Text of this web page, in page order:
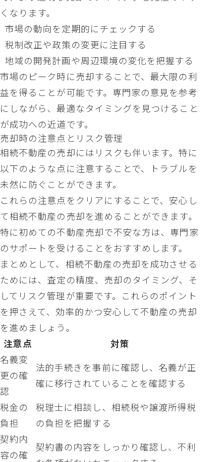
くなります。
市場の動向を定期的にチェックする
税制改正や政策の変更に注目する
地域の開発計画や周辺環境の変化を把握する
市場のピーク時に売却することで、最大限の利
益を得ることが可能です。専門家の意見を参考
にしながら、最適なタイミングを見つけること
が成功への近道です。
売却時の注意点とリスク管理
相続不動産の売却にはリスクも伴います。特に
以下のような点に注意することで、トラブルを
未然に防ぐことができます。
これらの注意点をクリアにすることで、安心し
て相続不動産の売却を進めることができます。
特に初めての不動産売却で不安な方は、専門家
のサポートを受けることをおすすめします。
まとめとして、相続不動産の売却を成功させる
ためには、査定の精度、売却のタイミング、そ
してリスク管理が重要です。これらのポイント
を押さえて、効率的かつ安心して不動産の売却
を進めましょう。
注意点
対策
名義変
更の確
認
法的手続きを事前に確認し、名義が正
確に移行されていることを確認する
税金の
負担
税理士に相談し、相続税や譲渡所得税
の負担を把握する
契約内
容の確
契約書の内容をしっかり確認し、不利